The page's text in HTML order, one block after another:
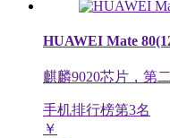
HUAWEI Mate
麒麟9020芯片，第
手机排行榜第3名
￥